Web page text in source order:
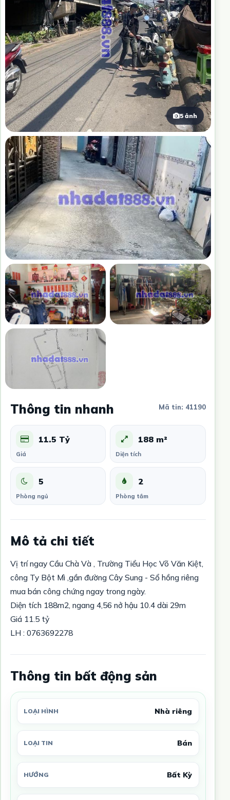
5 ảnh
Thông tin nhanh Mã tin: 41190
11.5 Tỷ
Giá
188 m²
Diện tích
5
Phòng ngủ
2
Phòng tắm
Mô tả chi tiết
Vị trí ngay Cầu Chà Và , Trường Tiểu Học Võ Văn Kiệt,
công Ty Bột Mì ,gần đường Cây Sung - Sổ hồng riêng
mua bán công chứng ngay trong ngày.
Diện tích 188m2, ngang 4,56 nở hậu 10.4 dài 29m
Giá 11.5 tỷ
LH : 0763692278
Thông tin bất động sản
LOẠI HÌNH Nhà riêng
LOẠI TIN Bán
HƯỚNG Bất Kỳ